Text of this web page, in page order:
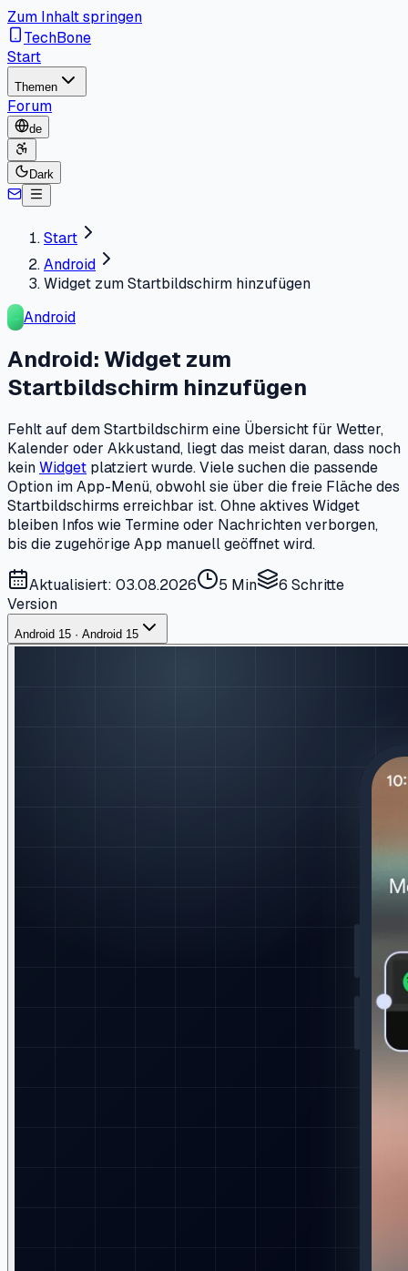
Zum Inhalt springen
TechBone
Start
Themen
Forum
de
Dark
Start
Android
Widget zum Startbildschirm hinzufügen
Android
Android: Widget zum
Startbildschirm hinzufügen
Fehlt auf dem Startbildschirm eine Übersicht für Wetter,
Kalender oder Akkustand, liegt das meist daran, dass noch
keinWidget platziert wurde. Viele suchen die passende
Option im App-Menü, obwohl sie über die freie Fläche des
Startbildschirms erreichbar ist. Ohne aktives Widget
bleiben Infos wie Termine oder Nachrichten verborgen,
bis die zugehörige App manuell geöffnet wird.
Aktualisiert: 03.08.2026 5 Min 6 Schritte
Version
Android 15 · Android 15